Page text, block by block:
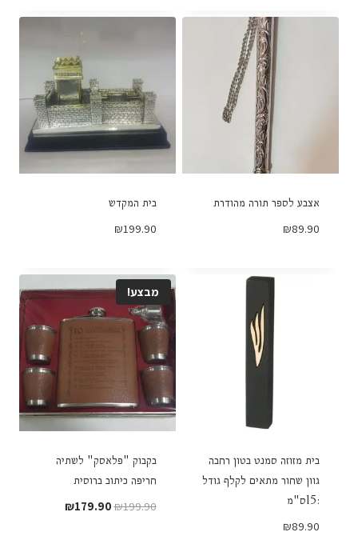
₪79.90.
אצבע לספר תורה מהודרת
₪89.90
בית המקדש
₪199.90
בית מזוזה סמנט בטון רחבה
גוון שחור מתאים לקלף גודל
:15ס"מ
₪89.90
מבצע!
בקבוק "פלאסק" לשתיה
חריפה כיתוב ברוסית
₪199.90
המחיר
₪179.90 המחיר